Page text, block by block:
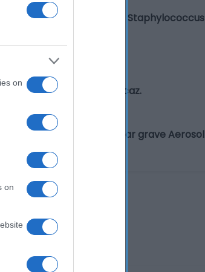
on
on
por bacterias, como el Staphylococcus
envueltos.
de forma rápida y eficaz.
botas de esquiar o
Provoca irritación ocular grave Aerosol